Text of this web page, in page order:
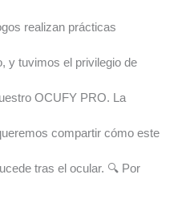
realizan prácticas
y tuvimos el privilegio de
OCUFY PRO. La
compartir cómo este
tras el ocular. 🔍 Por